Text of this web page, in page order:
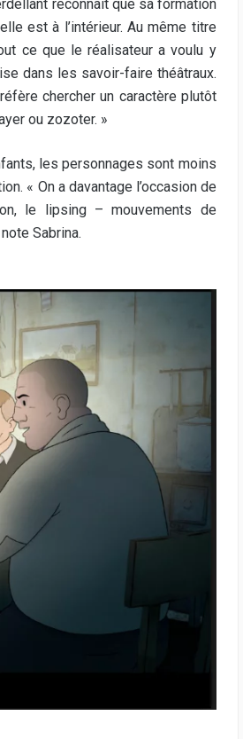
reconnaît que sa formation
est à l’intérieur. Au même titre
ce que le réalisateur a voulu y
dans les savoir-faire théâtraux.
chercher un caractère plutôt
ou zozoter. »
les personnages sont moins
« On a davantage l’occasion de
le lipsing – mouvements de
Sabrina.